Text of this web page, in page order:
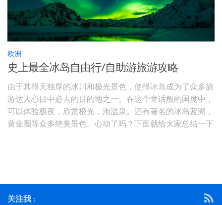
欧洲
史上最全冰岛自由行/自助游旅游攻略
由于其得天独厚的冰川和极光景色，使得冰岛成为了众多旅
游达人心目中必去的目的地之一。在这个童话般的国度中，
可以体验极夜，欣赏极光，泡温泉。还有著名的冰岛蓝湖，
黄金圈等众多绝美景色。心动了吗？下面就给大家总结一下
关注我 :